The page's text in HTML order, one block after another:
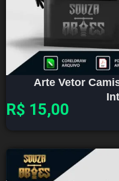
Arte Vetor
R$ 15,00